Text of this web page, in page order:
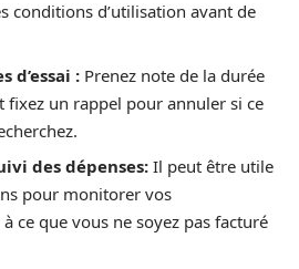
conditions d’utilisation avant de
d’essai : Prenez note de la durée
fixez un rappel pour annuler si ce
des dépenses: Il peut être utile
pour monitorer vos
ce que vous ne soyez pas facturé